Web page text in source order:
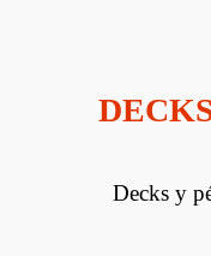
Decks y